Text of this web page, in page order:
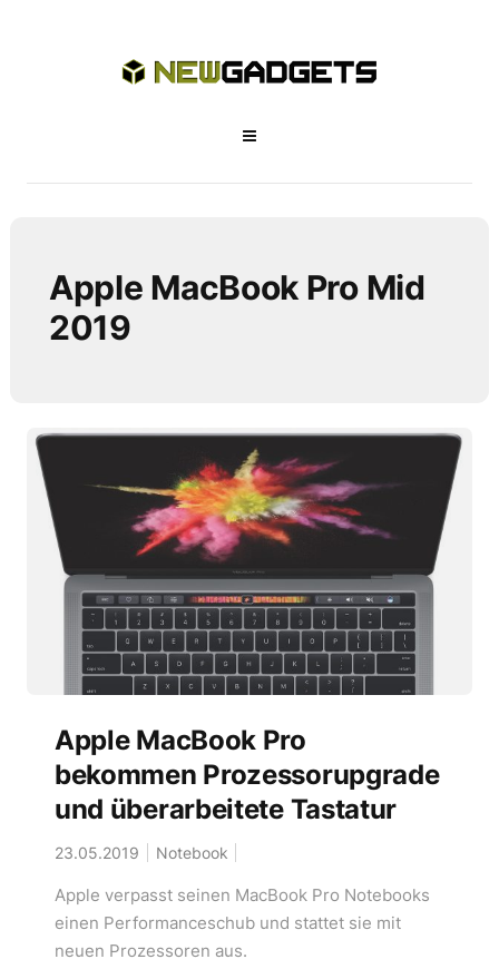
Apple MacBook Pro Mid
2019
Apple MacBook Pro
bekommen Prozessorupgrade
und überarbeitete Tastatur
23.05.2019 Notebook
Apple verpasst seinen MacBook Pro Notebooks
einen Performanceschub und stattet sie mit
neuen Prozessoren aus.